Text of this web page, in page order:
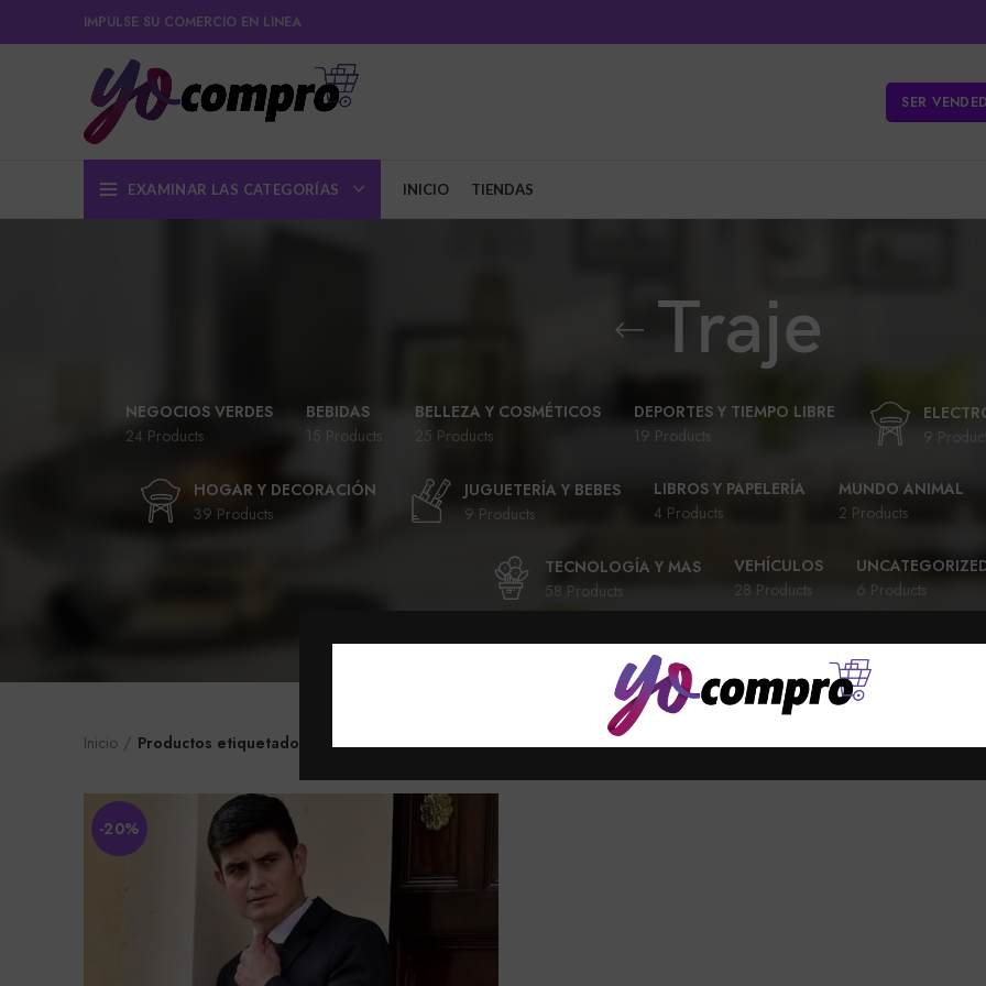
IMPULSE SU COMERCIO EN LINEA
SER
EXAMINAR LAS CATEGORÍAS INICIO TIENDAS
Traje
NEGOCIOS VERDES
24 Products
BEBIDAS
15 Products
BELLEZA Y COSMÉTICOS
25 Products
DEPORTES Y TIEMPO LIBRE
19 Products
9
HOGAR Y DECORACIÓN
39 Products
JUGUETERÍA Y BEBES
9 Products
LIBROS Y PAPELERÍA
4 Products
MUNDO ANIMAL
2 Products
TECNOLOGÍA Y MAS
58 Products
VEHÍCULOS
28 Products
6 Products
Inicio Productos etiquetados “Traje” Show sidebar Show 9 24
-20%